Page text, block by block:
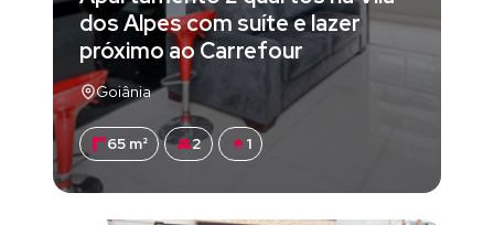
dos Alpes com suíte e lazer
próximo ao Carrefour
Goiânia
65 m² 2 1